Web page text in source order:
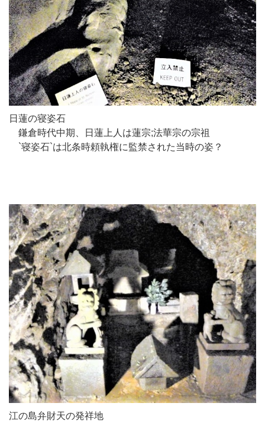
日蓮の寝姿石
鎌倉時代中期、日蓮上人は蓮宗;法華宗の宗祖
`寝姿石`は北条時頼執権に監禁された当時の姿？
江の島弁財天の発祥地